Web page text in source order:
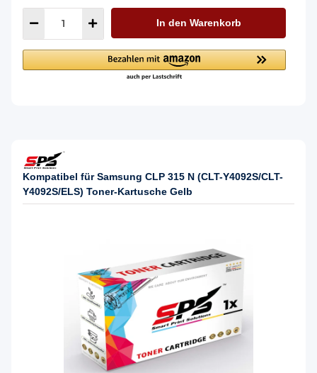
In den Warenkorb
Kompatibel für Samsung CLP 315 N (CLT-Y4092S/CLT-
Y4092S/ELS) Toner-Kartusche Gelb